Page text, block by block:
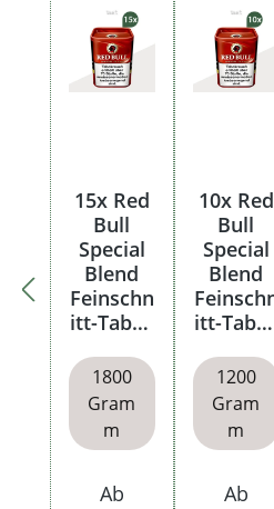
15x Red
Bull
Special
Blend
Feinschn
itt-Tabak
1800
Gram
m
Ab
10x Red
Bull
Special
Blend
itt-Tabak
1200
Gram
m
Ab